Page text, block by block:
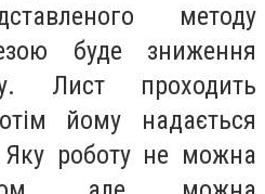
методу
буде зниження
Лист проходить
йому надається
роботу не можна